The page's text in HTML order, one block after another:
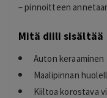
– pinnoitteen
Mitä diili sisältää
Auton
Maalipinnan
Kiiltoa korostava